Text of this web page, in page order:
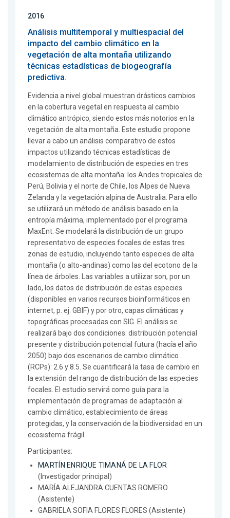
2016
Análisis multitemporal y multiespacial del
impacto del cambio climático en la
vegetación de alta montaña utilizando
técnicas estadísticas de biogeografía
predictiva.
Evidencia a nivel global muestran drásticos cambios
en la cobertura vegetal en respuesta al cambio
climático antrópico, siendo estos más notorios en la
vegetación de alta montaña. Este estudio propone
llevar a cabo un análisis comparativo de estos
impactos utilizando técnicas estadísticas de
modelamiento de distribución de especies en tres
ecosistemas de alta montaña: los Andes tropicales de
Perú, Bolivia y el norte de Chile, los Alpes de Nueva
Zelanda y la vegetación alpina de Australia. Para ello
se utilizará un método de análisis basado en la
entropía máxima, implementado por el programa
MaxEnt. Se modelará la distribución de un grupo
representativo de especies focales de estas tres
zonas de estudio, incluyendo tanto especies de alta
montaña (o alto-andinas) como las del ecotono de la
línea de árboles. Las variables a utilizar son, por un
lado, los datos de distribución de estas especies
(disponibles en varios recursos bioinformáticos en
internet, p. ej. GBIF) y por otro, capas climáticas y
topográficas procesadas con SIG. El análisis se
realizará bajo dos condiciones: distribución potencial
presente y distribución potencial futura (hacía el año
2050) bajo dos escenarios de cambio climático
(RCPs): 2.6 y 8.5. Se cuantificará la tasa de cambio en
la extensión del rango de distribución de las especies
focales. El estudio servirá como guía para la
implementación de programas de adaptación al
cambio climático, establecimiento de áreas
protegidas, y la conservación de la biodiversidad en un
ecosistema frágil.
Participantes:
MARTÍN ENRIQUE TIMANÁ DE LA FLOR
(Investigador principal)
MARÍA ALEJANDRA CUENTAS ROMERO
(Asistente)
GABRIELA SOFIA FLORES FLORES (Asistente)